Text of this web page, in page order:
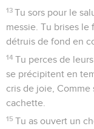
13 Tu sors pour le
messie. Tu brises le
détruis de fond en
14 Tu perces de
se précipitent en
cris de joie, Comme
cachette.
15 Tu as ouvert un